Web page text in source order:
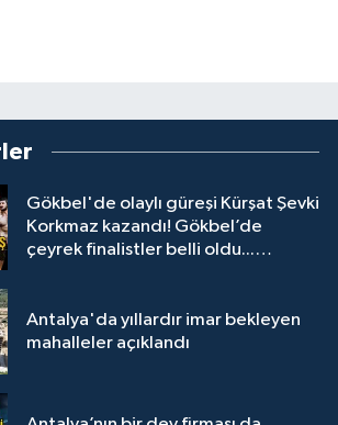
Gökbel'de olaylı güreşi Kürşat Şevki
Korkmaz kazandı! Gökbel’de
çeyrek finalistler belli oldu...
Antalya'da yıllardır imar bekleyen
mahalleler açıklandı